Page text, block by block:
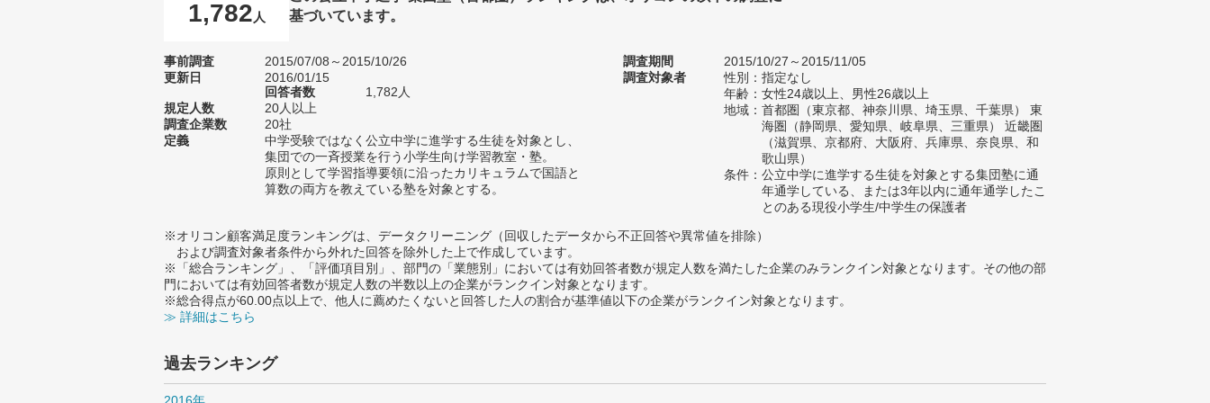
1,782 人
基づいています。
事前調査
2015/07/08～2015/10/26
更新日
2016/01/15
回答者数
1,782人
規定人数
20人以上
調査企業数
20社
定義
中学受験ではなく公立中学に進学する生徒を対象とし、
集団での一斉授業を行う小学生向け学習教室・塾。
原則として学習指導要領に沿ったカリキュラムで国語と
算数の両方を教えている塾を対象とする。
調査期間
2015/10/27～2015/11/05
調査対象者
性別：指定なし
年齢：女性24歳以上、男性26歳以上
地域：首都圏（東京都、神奈川県、埼玉県、千葉県） 東
海圏（静岡県、愛知県、岐阜県、三重県） 近畿圏
（滋賀県、京都府、大阪府、兵庫県、奈良県、和
歌山県）
条件：公立中学に進学する生徒を対象とする集団塾に通
年通学している、または3年以内に通年通学したこ
とのある現役小学生/中学生の保護者
※オリコン顧客満足度ランキングは、データクリーニング（回収したデータから不正回答や異常値を排除）
および調査対象者条件から外れた回答を除外した上で作成しています。
※「総合ランキング」、「評価項目別」、部門の「業態別」においては有効回答者数が規定人数を満たした企業のみランクイン対象となります。その他の部
門においては有効回答者数が規定人数の半数以上の企業がランクイン対象となります。
※総合得点が60.00点以上で、他人に薦めたくないと回答した人の割合が基準値以下の企業がランクイン対象となります。
≫ 詳細はこちら
過去ランキング